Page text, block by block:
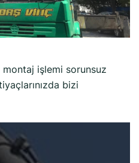
işlemi sorunsuz
bizi